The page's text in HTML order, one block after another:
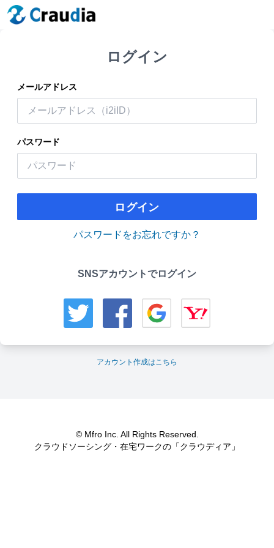
ログイン
メールアドレス
パスワード
ログイン
パスワードをお忘れですか？
SNSアカウントでログイン
アカウント作成はこちら
© Mfro Inc. All Rights Reserved.
クラウドソーシング・在宅ワークの「クラウディア」